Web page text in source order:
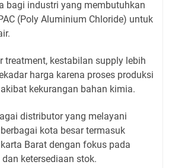
bagi industri yang membutuhkan
(Poly Aluminium Chloride) untuk
treatment, kestabilan supply lebih
harga karena proses produksi
kekurangan bahan kimia.
distributor yang melayani
kota besar termasuk
Barat dengan fokus pada
ketersediaan stok.